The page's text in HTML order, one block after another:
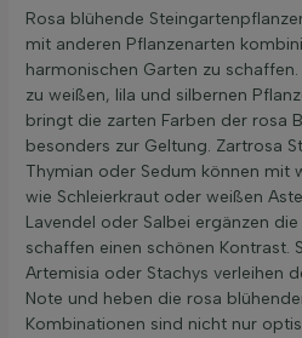
Rosa blühende
mit anderen Pflanzenarten
harmonischen Garten zu
zu weißen, lila und silbernen
bringt die zarten Farben der rosa
besonders zur Geltung. Zartrosa
Thymian oder Sedum können mit
wie Schleierkraut oder weißen
Lavendel oder Salbei ergänzen
schaffen einen schönen Kontrast.
Artemisia oder Stachys verleihen
Note und heben die rosa
Kombinationen sind nicht nur